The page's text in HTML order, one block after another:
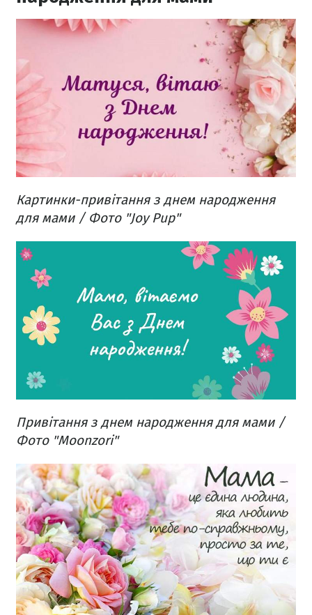
Картинки-привітання з днем народження
для мами / Фото "Joy Pup"
Привітання з днем народження для мами /
Фото "Moonzori"